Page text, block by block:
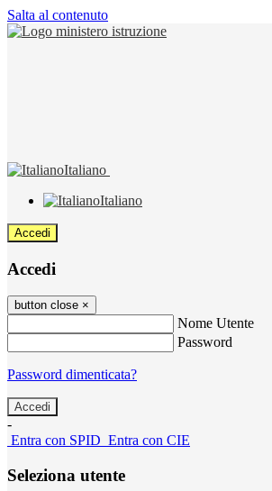
Salta al contenuto
Italiano
Italiano
Accedi
Accedi
button close ×
Nome Utente
Password
Password dimenticata?
-
Entra con SPID Entra con CIE
Seleziona utente